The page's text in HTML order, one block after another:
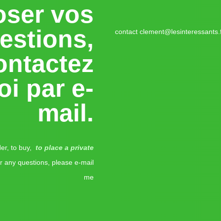
vos
par e-
mail.
to buy,to place a private
any questions, please e-mail
me
contact